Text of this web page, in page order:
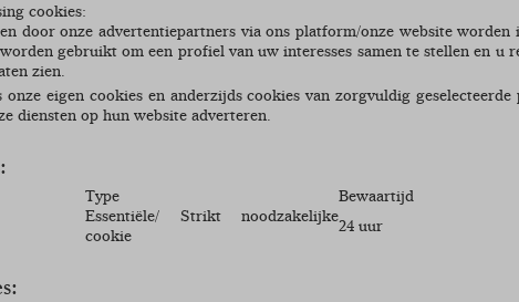
cookies:
door onze advertentiepartners via ons platform/onze website worden
gebruikt om een profiel van uw interesses samen te stellen en u
zien.
eigen cookies en anderzijds cookies van zorgvuldig
diensten op hun website adverteren.
Type
Bewaartijd
Essentiële/ Strikt noodzakelijke
cookie
24 uur